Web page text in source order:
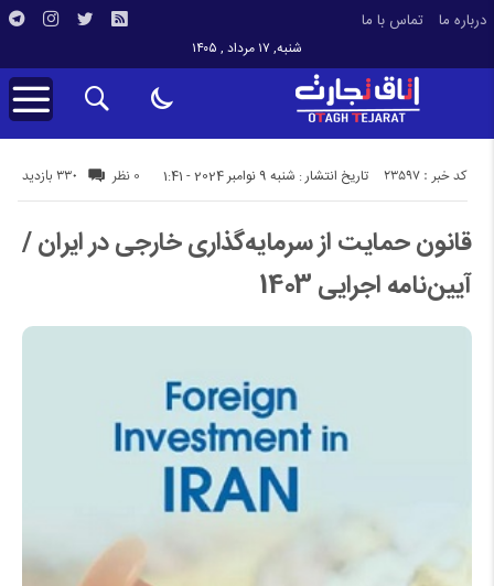
درباره ما تماس با ما
شنبه, ۱۷ مرداد , ۱۴۰۵
تاریخ انتشار : شنبه 9 نوامبر 2024 - 1:41 330 بازدید کد خبر : 23597 0 نظر
قانون حمایت از سرمایه‌گذاری خارجی در ایران /
آیین‌نامه اجرایی 1403